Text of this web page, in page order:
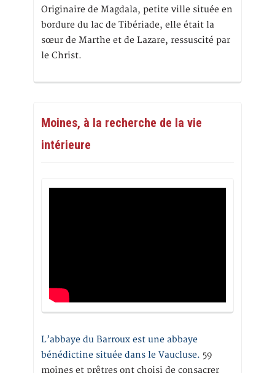
Originaire de Magdala, petite ville située en
bordure du lac de Tibériade, elle était la
sœur de Marthe et de Lazare, ressuscité par
le Christ.
Moines, à la recherche de la vie
intérieure
L’abbaye du Barroux est une abbaye
bénédictine située dans le Vaucluse. 59
moines et prêtres ont choisi de consacrer